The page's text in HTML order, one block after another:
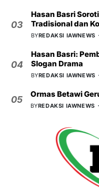
03
Hasan Basri
Tradisional dan
BYREDAKSI IAWNEWS
04
Hasan Basri:
Slogan Drama
BYREDAKSI IAWNEWS
05
Ormas Betawi
BYREDAKSI IAWNEWS